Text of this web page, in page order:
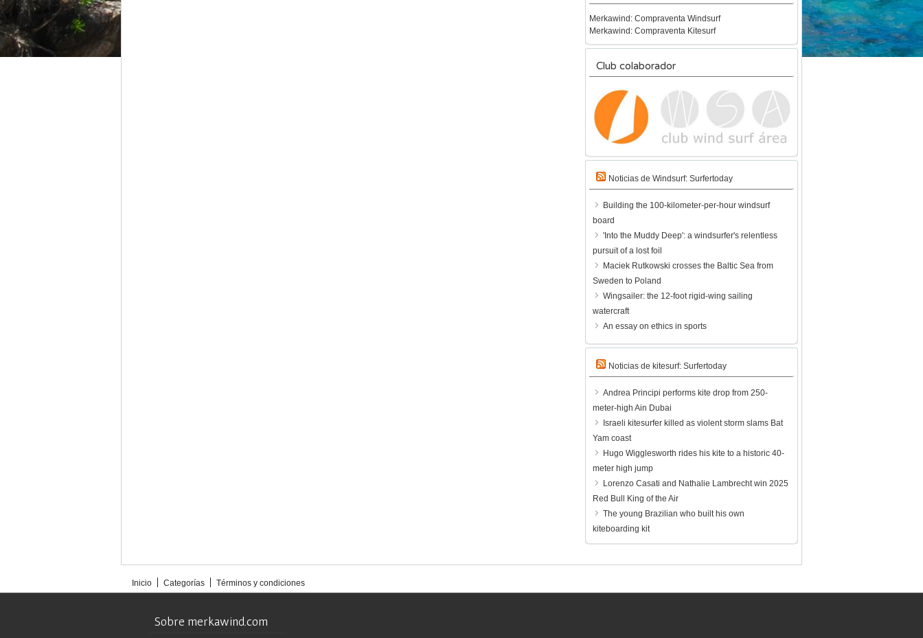
Merkawind: Compraventa Windsurf
Merkawind: Compraventa Kitesurf
Club colaborador
Noticias de Windsurf: Surfertoday
Building the 100-kilometer-per-hour windsurf
board
'Into the Muddy Deep': a windsurfer's relentless
pursuit of a lost foil
Maciek Rutkowski crosses the Baltic Sea from
Sweden to Poland
Wingsailer: the 12-foot rigid-wing sailing
watercraft
An essay on ethics in sports
Noticias de kitesurf: Surfertoday
Andrea Principi performs kite drop from 250-
meter-high Ain Dubai
Israeli kitesurfer killed as violent storm slams Bat
Yam coast
Hugo Wigglesworth rides his kite to a historic 40-
meter high jump
Lorenzo Casati and Nathalie Lambrecht win 2025
Red Bull King of the Air
The young Brazilian who built his own
kiteboarding kit
Inicio Categorías Términos y condiciones
Sobre merkawind.com